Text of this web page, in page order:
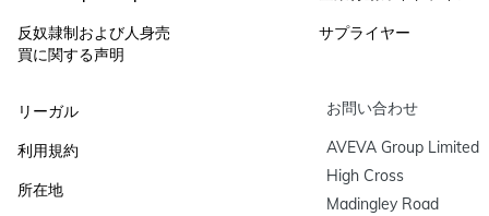
反奴隷制および人身売
買に関する声明
サプライヤー
リーガル
利用規約
所在地
お問い合わせ
AVEVA Group Limited
High Cross
Madingley Road